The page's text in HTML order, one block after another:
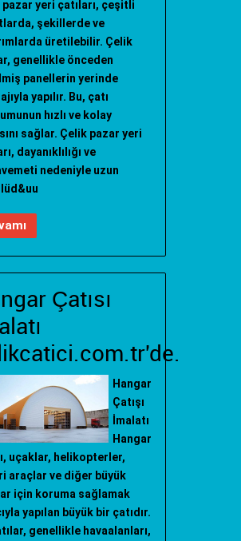
pazar yeri çatıları, çeşitli
şekillerde ve
üretilebilir. Çelik
genellikle önceden
panellerin yerinde
yapılır. Bu, çatı
hızlı ve kolay
sağlar. Çelik pazar yeri
dayanıklılığı ve
nedeniyle uzun
Çatısı
Hangar
Çatışı
İmalatı
Hangar
uçaklar, helikopterler,
araçlar ve diğer büyük
için koruma sağlamak
yapılan büyük bir çatıdır.
genellikle havaalanları,